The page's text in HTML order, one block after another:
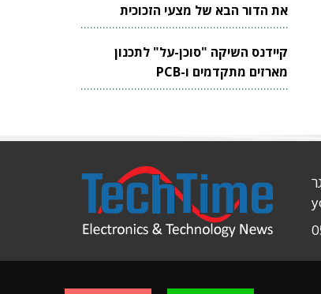
את הדור הבא של מצעי הזכוכית
לשבבים
קיידנס השיקה "סוכן-על" לתכנון
מארזים מתקדמים ו-PCB